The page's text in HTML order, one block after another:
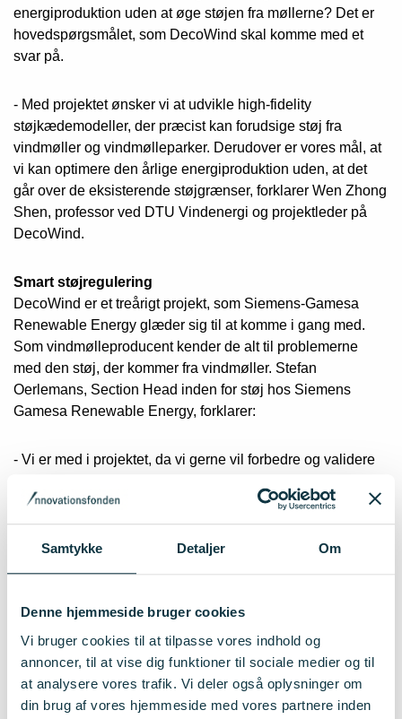
Samtykke Detaljer Om
Denne hjemmeside bruger cookies
Vi bruger cookies til at tilpasse vores indhold og
annoncer, til at vise dig funktioner til sociale medier og til
at analysere vores trafik. Vi deler også oplysninger om
din brug af vores hjemmeside med vores partnere inden
energiproduktion uden at øge støjen fra møllerne? Det er
hovedspørgsmålet, som DecoWind skal komme med et
svar på.
- Med projektet ønsker vi at udvikle high-fidelity
støjkædemodeller, der præcist kan forudsige støj fra
vindmøller og vindmølleparker. Derudover er vores mål, at
vi kan optimere den årlige energiproduktion uden, at det
går over de eksisterende støjgrænser, forklarer Wen Zhong
Shen, professor ved DTU Vindenergi og projektleder på
DecoWind.
Smart støjregulering
DecoWind er et treårigt projekt, som Siemens-Gamesa
Renewable Energy glæder sig til at komme i gang med.
Som vindmølleproducent kender de alt til problemerne
med den støj, der kommer fra vindmøller. Stefan
Oerlemans, Section Head inden for støj hos Siemens
Gamesa Renewable Energy, forklarer:
- Vi er med i projektet, da vi gerne vil forbedre og validere
kombination med smartere reguleringer vil det gøre det
muligt for os at øge vindkraftproduktionens energiudbytte
inden for støjbegrænsningen hos naboerne. På denne
begrænsninger.
De nye modeller vil dog ikke blive begrænset til brug i et
internt dansk værktøj. Gennem den meget udbredte
windPRO-softwarepakke vil EMD International A/S gøre